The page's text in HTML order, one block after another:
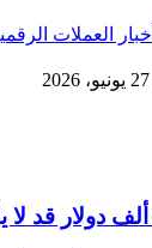
أخبار العملات